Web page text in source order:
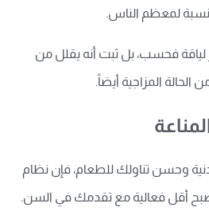
لمعظم الناس.
لياقة فحسب، بل ثبت أنه يقلل من
الحالة المزاجية أيضاً.
وحسن تناولك للطعام، فإن نظام
أقل فعالية مع تقدمك في السن.